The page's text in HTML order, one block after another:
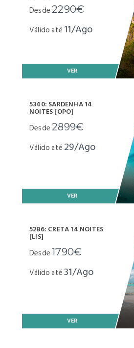
Desde 2290€
Válido até 11/Ago
VER
5340: SARDENHA 14
NOITES [OPO]
Desde 2899€
Válido até 29/Ago
VER
5286: CRETA 14 NOITES
[LIS]
Desde1790€
Válido até31/Ago
VER